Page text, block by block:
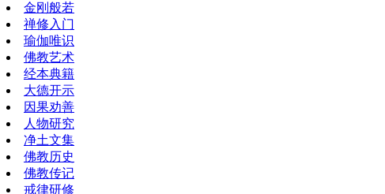
金刚般若
禅修入门
瑜伽唯识
佛教艺术
经本典籍
大德开示
因果劝善
人物研究
净土文集
佛教历史
佛教传记
戒律研修